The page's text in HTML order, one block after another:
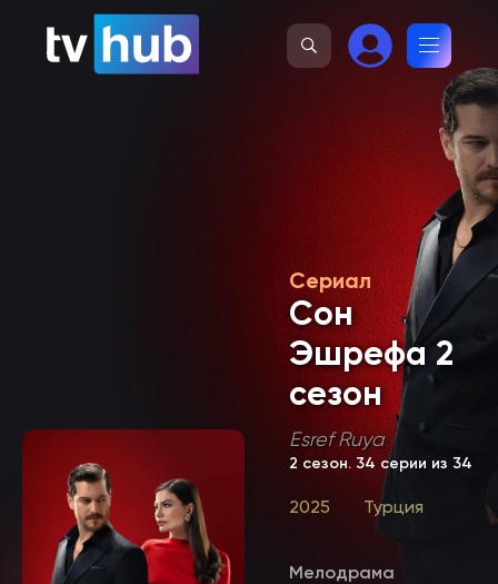
Сериал
Сон
Эшрефа 2
сезон
Esref Ruya
2 сезон. 34 серии из 34
2025 Турция
Мелодрама